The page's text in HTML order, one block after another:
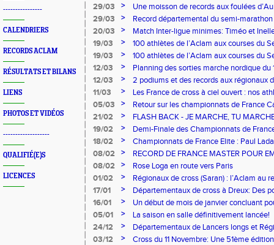
----------------
CALENDRIERS
RECORDS ACLAM
RÉSULTATS ET BILANS
LIENS
PHOTOS ET VIDÉOS
-------------------
QUALIFIÉ(E)S
LICENCES
29/03
>
Une moisson de records aux foulées
29/03
>
Record départemental du semi-
20/03
>
Match Inter-ligue minimes: Timéo et
19/03
>
100 athlètes de l’Aclam aux courses du
!
19/03 >
100 athlètes de l’Aclam aux courses du
!
12/03 >
Planning des sorties marche nordique du
12/03
>
2 podiums et des records aux régionaux
11/03
>
Les France de cross à ciel ouvert : nos
05/03
>
Retour sur les championnats de France
21/02
>
FLASH BACK - JE MARCHE, TU
A BREUILLET (91)
19/02 >
Demi-Finale des Championnats de
des dames !
18/02 >
Championnats de France Elite : Paul
08/02
>
RECORD DE FRANCE MASTER POUR
08/02
>
Rose Loga en route vers Paris
01/02
>
Régionaux de cross (Saran) : l’Aclam au
dont 2 titres !
17/01 >
Départementaux de cross à Dreux: Des
16/01
>
Un début de mois de janvier concluant
05/01
>
La saison en salle définitivement lancée!
24/12
>
Départementaux de Lancers longs et
combinées : les cadettes en grande
03/12 >
Cross du 11 Novembre: Une 51ème